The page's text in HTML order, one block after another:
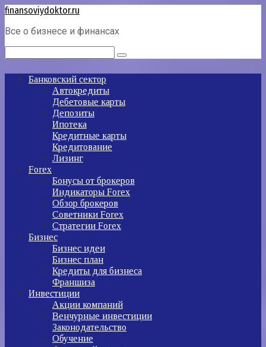
Перейти
контенту
finansoviydoktor.ru
Все о бизнесе и финансах
Банковский сектор
Автокредиты
Дебетовые карты
Депозиты
Ипотека
Кредитные карты
Кредитование
Лизинг
Forex
Бонусы от брокеров
Индикаторы Forex
Обзор брокеров
Советники Forex
Стратегии Forex
Бизнес
Бизнес идеи
Бизнес план
Кредиты для бизнеса
Франшиза
Инвестиции
Акции компаний
Венчурные инвестиции
Законодательство
Обучение